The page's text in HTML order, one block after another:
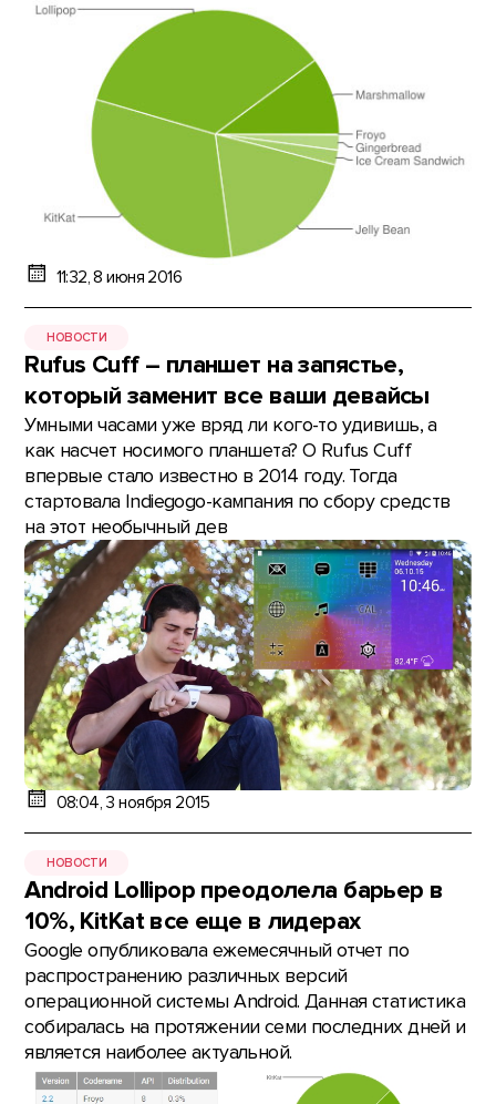
11:32, 8 июня 2016
НОВОСТИ
Rufus Cuff – планшет на запястье,
который заменит все ваши девайсы
Умными часами уже вряд ли кого-то удивишь, а
как насчет носимого планшета? О Rufus Cuff
впервые стало известно в 2014 году. Тогда
стартовала Indiegogo-кампания по сбору средств
на этот необычный дев
08:04, 3 ноября 2015
НОВОСТИ
Android Lollipop преодолела барьер в
10%, KitKat все еще в лидерах
Google опубликовала ежемесячный отчет по
распространению различных версий
операционной системы Android. Данная статистика
собиралась на протяжении семи последних дней и
является наиболее актуальной.